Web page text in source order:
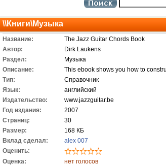
\\Книги\Музыка
Название:
The Jazz Guitar Chords Book
Автор:
Dirk Laukens
Раздел:
Музыка
Описание:
This ebook shows you how to
Тип:
Справочник
Язык:
английский
Издательство:
www.jazzguitar.be
Год издания:
2007
Cтраниц:
30
Размер:
168 КБ
Вклад сделал:
alex 007
Оценить:
Оценка:
нет голосов